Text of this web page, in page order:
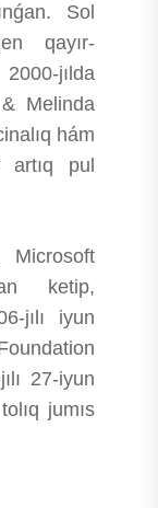
Sol
qayır-
jılda
Melinda
hám
artıq pul
ketip,
jılı iyun
27-iyun
jumıs